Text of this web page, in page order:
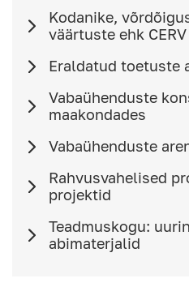
Kodanike,
väärtuste ehk
Eraldatud toetuste
Vabaühenduste
maakondades
Vabaühenduste
Rahvusvahelised
projektid
Teadmuskogu:
abimaterjalid